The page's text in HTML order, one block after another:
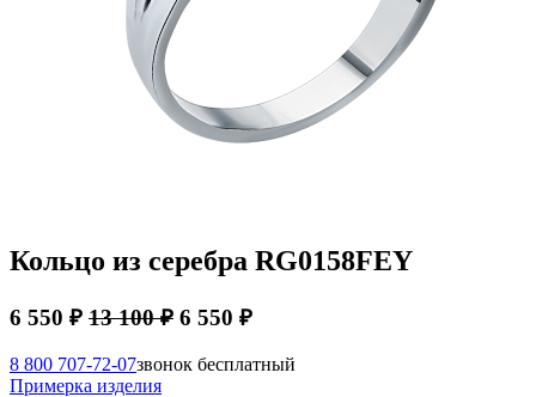
Кольцо из серебра RG0158FEY
6 550 ₽ 13 100 ₽ 6 550 ₽
8 800 707-72-07звонок бесплатный
Примерка изделия